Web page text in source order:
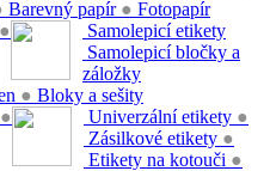
Barevný papír ●
●
Fotopapír
●
●
Samolepicí etikety
Univerzální etikety ●
Zásilkové etikety ●
Etikety na kotouči ●
Samolepicí bločky a
záložky
Bloky a sešity